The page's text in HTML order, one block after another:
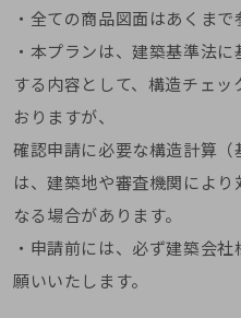
・全ての商品図面はあくまで
・本プランは、建築基準法
する内容として、構造チェ
おりますが、
確認申請に必要な構造計算（
は、建築地や審査機関によ
なる場合があります。
・申請前には、必ず建築会
願いいたします。